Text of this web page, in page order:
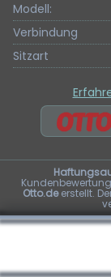
Modell:
Verbindung
Sitzart
Otto.deerstellt.